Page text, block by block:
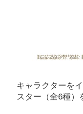
キャラクターを
スター（全6種）